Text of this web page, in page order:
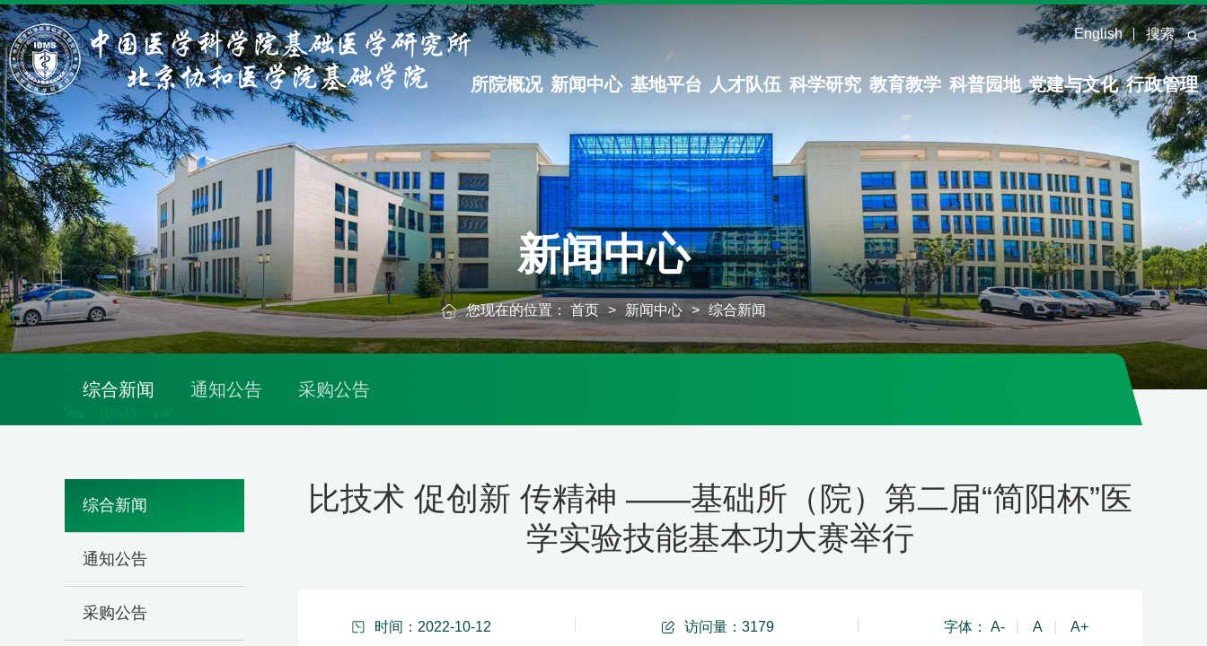
English 搜索
所院概况 新闻中心 基地平台 人才队伍 科学研究 教育教学 科普园地 党建与文化 行政管理
新闻中心
您现在的位置： 首页 > 新闻中心 > 综合新闻
综合新闻 通知公告 采购公告
综合新闻
通知公告
采购公告
比技术 促创新 传精神 ——基础所（院）第二届“简阳杯”医
学实验技能基本功大赛举行
时间：2022-10-12 访问量： 3179 字体： A- A A+